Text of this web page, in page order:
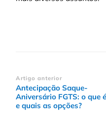
Navegação
de
post
Artigo anterior
Antecipação Saque-
Aniversário FGTS: o que é
e quais as opções?